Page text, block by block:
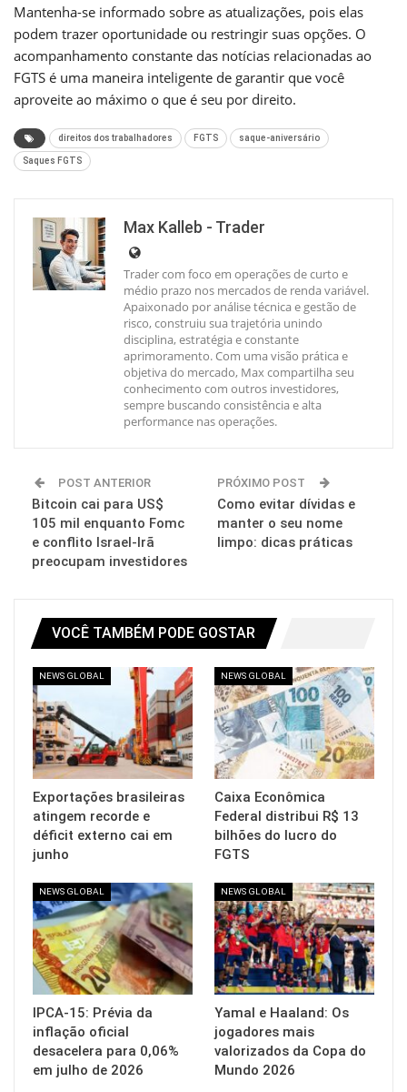
Mantenha-se informado sobre as atualizações, pois elas
podem trazer oportunidade ou restringir suas opções. O
acompanhamento constante das notícias relacionadas ao
FGTS é uma maneira inteligente de garantir que você
aproveite ao máximo o que é seu por direito.
direitos dos trabalhadores FGTS saque-aniversário
Saques FGTS
Max Kalleb - Trader
Trader com foco em operações de curto e
médio prazo nos mercados de renda variável.
Apaixonado por análise técnica e gestão de
risco, construiu sua trajetória unindo
disciplina, estratégia e constante
aprimoramento. Com uma visão prática e
objetiva do mercado, Max compartilha seu
conhecimento com outros investidores,
sempre buscando consistência e alta
performance nas operações.
POST ANTERIOR
Bitcoin cai para US$
105 mil enquanto Fomc
e conflito Israel-Irã
preocupam investidores
PRÓXIMO POST
Como evitar dívidas e
manter o seu nome
limpo: dicas práticas
VOCÊ TAMBÉM PODE GOSTAR
NEWS GLOBAL
Exportações brasileiras
atingem recorde e
déficit externo cai em
junho
NEWS GLOBAL
Caixa Econômica
Federal distribui R$ 13
bilhões do lucro do
FGTS
NEWS GLOBAL
IPCA-15: Prévia da
inflação oficial
desacelera para 0,06%
em julho de 2026
NEWS GLOBAL
Yamal e Haaland: Os
jogadores mais
valorizados da Copa do
Mundo 2026